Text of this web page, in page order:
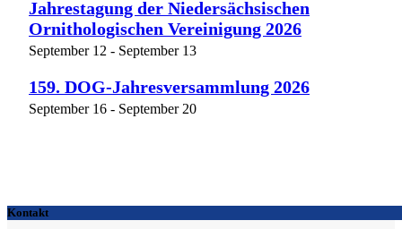
Jahrestagung der Niedersächsischen
Ornithologischen Vereinigung 2026
September 12 - September 13
159. DOG-Jahresversammlung 2026
September 16 - September 20
Kontakt